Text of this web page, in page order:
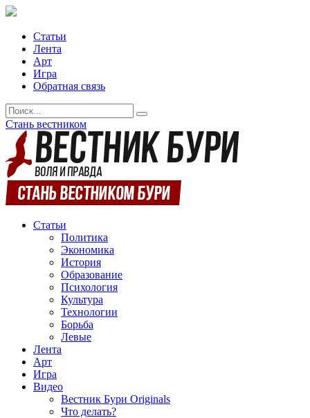
Статьи
Лента
Арт
Игра
Обратная связь
Стань вестником
Статьи
Политика
Экономика
История
Образование
Психология
Культура
Технологии
Борьба
Левые
Лента
Арт
Игра
Видео
Вестник Бури Originals
Что делать?